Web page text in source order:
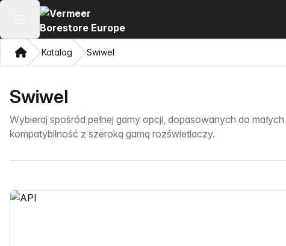
Otwórz menu główne
DomKatalog Swiwel
Swiwel
Wybieraj spośród pełnej gamy opcji, dopasowanych do
kompatybilność z szeroką gamą rozświetlaczy.